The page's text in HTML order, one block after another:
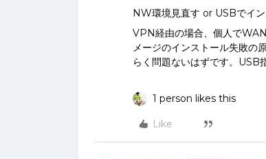
NW環境見直す or USBでイン
VPN経由の場合、個人で
メージのインストール失敗の
らく問題ないはずです。USB
1 person likes this
Like